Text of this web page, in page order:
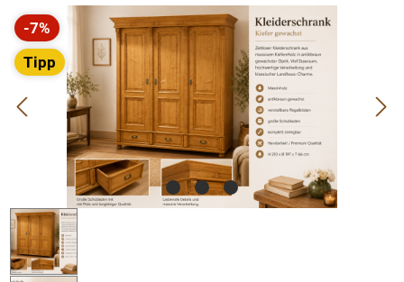
Bildergalerie überspringen
-7%
Rabatt
Tipp